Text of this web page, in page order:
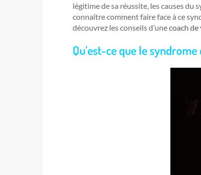
légitime de sa réussite, les causes du
connaître comment faire face à ce
découvrez les conseils d’unecoach de
Qu’est-ce que le